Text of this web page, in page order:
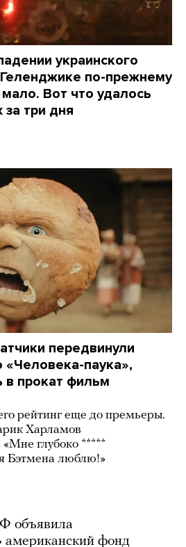
украинского
по-прежнему
Вот что удалось
за три дня
передвинули
«Человека-паука»,
в прокат фильм
рейтинг еще до премьеры.
Харламов
глубоко *****
Бэтмена люблю!»
объявила
американский фонд